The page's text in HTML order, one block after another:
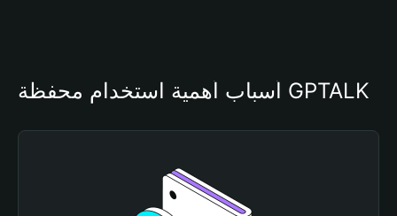
أسباب أهمية استخدام محفظة GPTALK